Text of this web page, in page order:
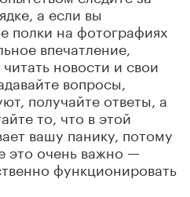
а если вы
полки на фотографиях
впечатление,
новости и свои
вопросы,
получайте ответы, а
то, что в этой
вашу панику, потому
это очень важно —
функционировать